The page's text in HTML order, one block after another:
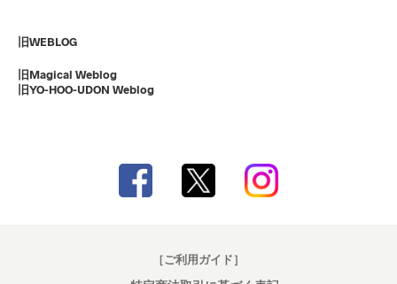
旧WEBLOG
旧Magical Weblog
旧YO-HOO-UDON Weblog
［ご利用ガイド］